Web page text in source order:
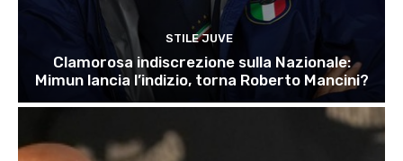
STILE JUVE
Clamorosa indiscrezione sulla Nazionale:
Mimun lancia l’indizio, torna Roberto Mancini?